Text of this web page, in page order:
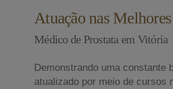
Atuação nas
Médico de Prostata em Vitória
Demonstrando uma constante
atualizado por meio de cursos